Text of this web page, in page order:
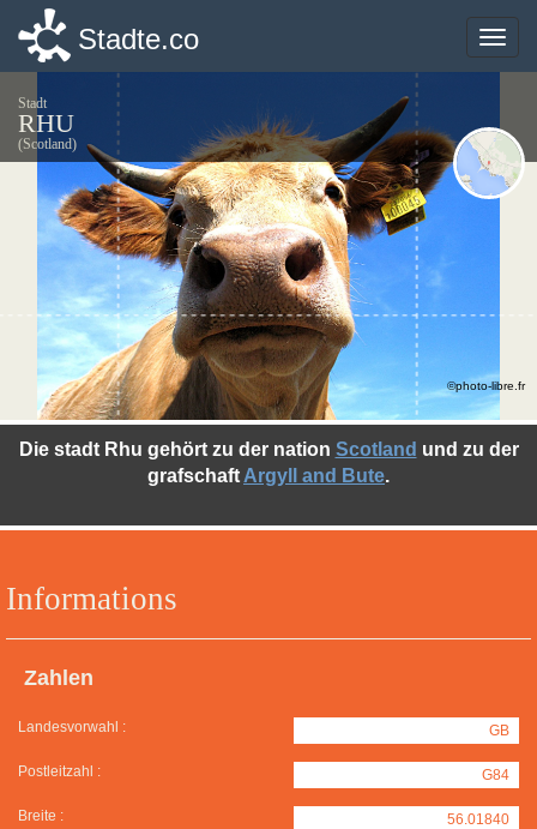
Toggle
Stadte.co
Stadt
RHU
(Scotland)
Informations
Zahlen
Landesvorwahl : GB
Postleitzahl : G84
Breite : 56.01840
Die stadt Rhu gehört zu der nation Scotland und zu der
grafschaft Argyll and Bute.
©photo-libre.fr
Toggle
Stadte.co